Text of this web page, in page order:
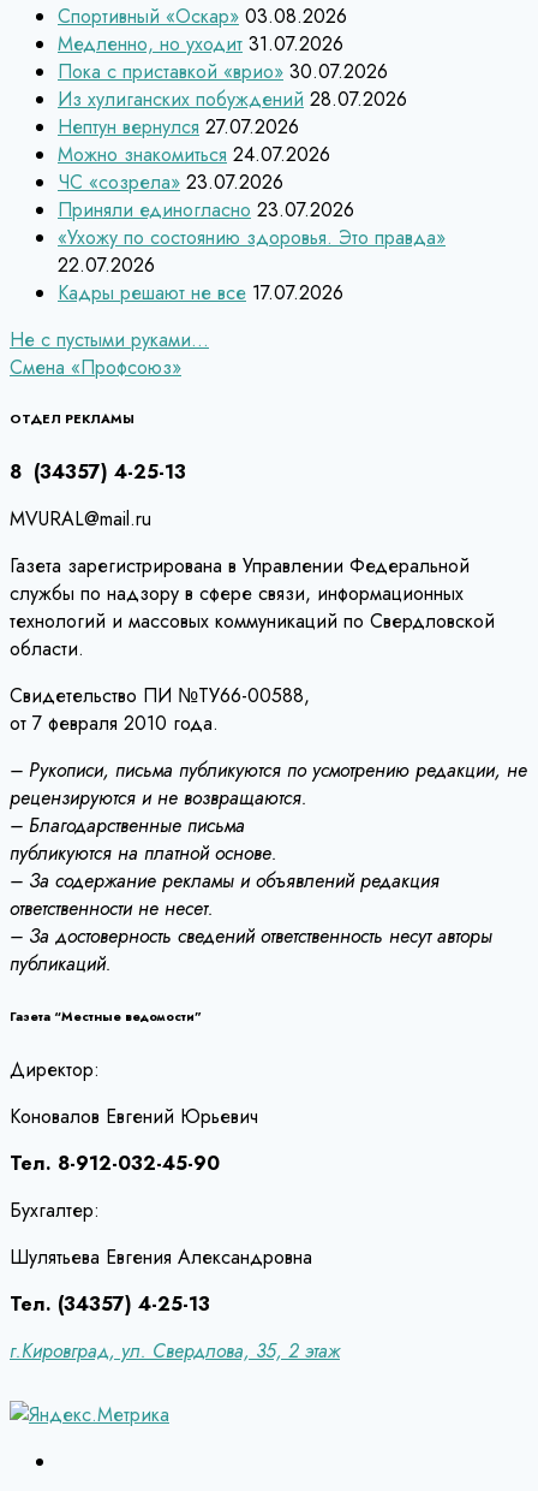
Спортивный «Оскар» 03.08.2026
Медленно, но уходит 31.07.2026
Пока с приставкой «врио» 30.07.2026
Из хулиганских побуждений 28.07.2026
Нептун вернулся 27.07.2026
Можно знакомиться 24.07.2026
ЧС «созрела» 23.07.2026
Приняли единогласно 23.07.2026
«Ухожу по состоянию здоровья. Это правда»
22.07.2026
Кадры решают не все 17.07.2026
Навигация
по
записям
Не с пустыми руками…
Смена «Профсоюз»
ОТДЕЛ РЕКЛАМЫ
8 (34357) 4-25-13
MVURAL@mail.ru
Газета зарегистрирована в Управлении Федеральной
службы по надзору в сфере связи, информационных
технологий и массовых коммуникаций по Свердловской
области.
Свидетельство ПИ №ТУ66-00588,
от 7 февраля 2010 года.
– Рукописи, письма публикуются по усмотрению редакции, не
рецензируются и не возвращаются.
– Благодарственные письма
публикуются на платной основе.
– За содержание рекламы и объявлений редакция
ответственности не несет.
– За достоверность сведений ответственность несут авторы
публикаций.
Газета “Местные ведомости”
Директор:
Коновалов Евгений Юрьевич
Тел. 8-912-032-45-90
Бухгалтер:
Шулятьева Евгения Александровна
Тел. (34357) 4-25-13
г.Кировград, ул. Свердлова, 35, 2 этаж